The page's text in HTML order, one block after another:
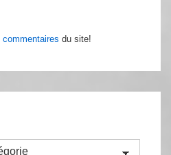
commentaires du site!